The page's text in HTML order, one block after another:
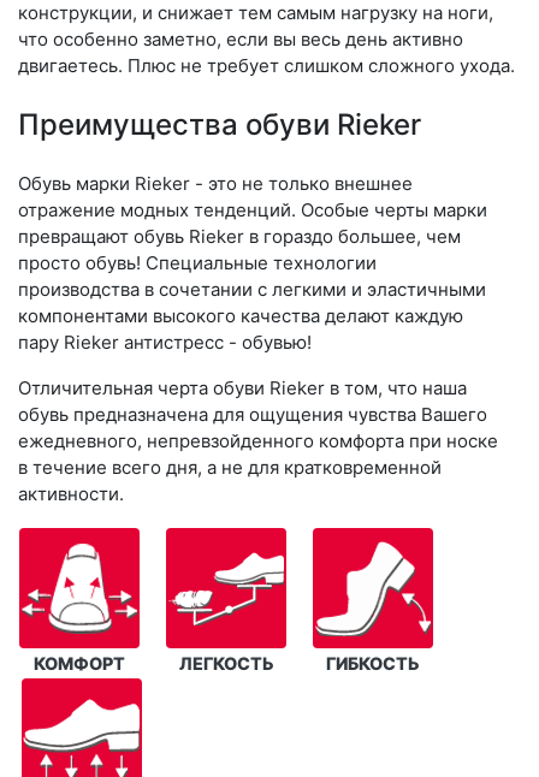
конструкции, и снижает тем самым нагрузку на ноги,
что особенно заметно, если вы весь день активно
двигаетесь. Плюс не требует слишком сложного ухода.
Преимущества обуви Rieker
Обувь марки Rieker - это не только внешнее
отражение модных тенденций. Особые черты марки
превращают обувь Rieker в гораздо большее, чем
просто обувь! Специальные технологии
производства в сочетании с легкими и эластичными
компонентами высокого качества делают каждую
пару Rieker антистресс - обувью!
Отличительная черта обуви Rieker в том, что наша
обувь предназначена для ощущения чувства Вашего
ежедневного, непревзойденного комфорта при носке
в течение всего дня, а не для кратковременной
активности.
КОМФОРТ ЛЕГКОСТЬ ГИБКОСТЬ